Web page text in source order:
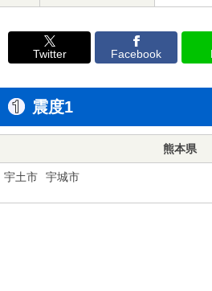
Twitter Facebook
震度1
熊本県
宇土市 宇城市